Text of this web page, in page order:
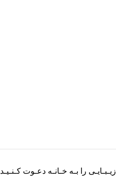
زیـبـایـی را بـه خـانـه دعـوت کـنـیـد